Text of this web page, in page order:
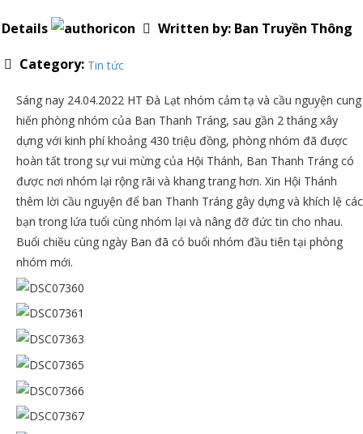
Details Written by: Ban Truyền Thông
Category: Tin tức
Sáng nay 24.04.2022 HT Đà Lạt nhóm cảm tạ và cầu nguyện cung
hiến phòng nhóm của Ban Thanh Tráng, sau gần 2 tháng xây
dựng với kinh phí khoảng 430 triệu đồng, phòng nhóm đã được
hoàn tất trong sự vui mừng của Hội Thánh, Ban Thanh Tráng có
được nơi nhóm lại rộng rãi và khang trang hơn. Xin Hội Thánh
thêm lời cầu nguyện để ban Thanh Tráng gây dựng và khích lệ các
bạn trong lứa tuổi cùng nhóm lại và nâng đỡ đức tin cho nhau.
Buổi chiều cùng ngày Ban đã có buổi nhóm đầu tiên tại phòng
nhóm mới.